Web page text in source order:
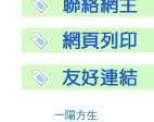
一陽方生